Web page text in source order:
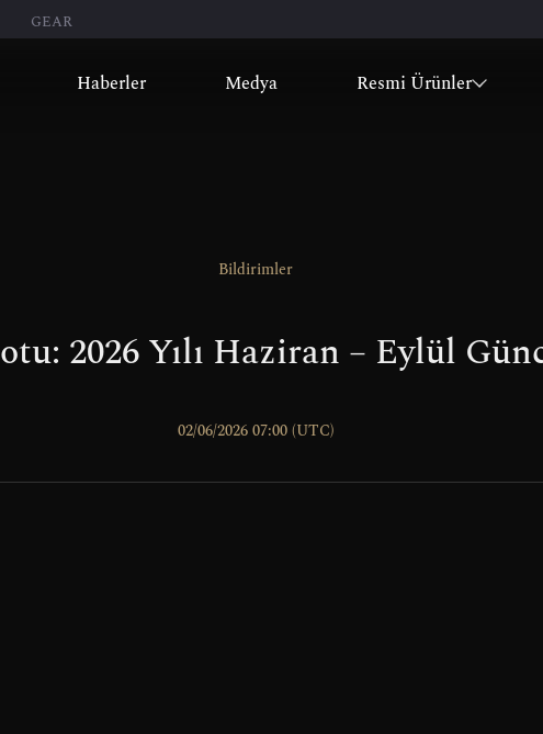
GEAR
Haberler Medya Resmi Ürünler
Bildirimler
2026 Yılı Haziran – Eylül
02/06/2026 07:00 (UTC)